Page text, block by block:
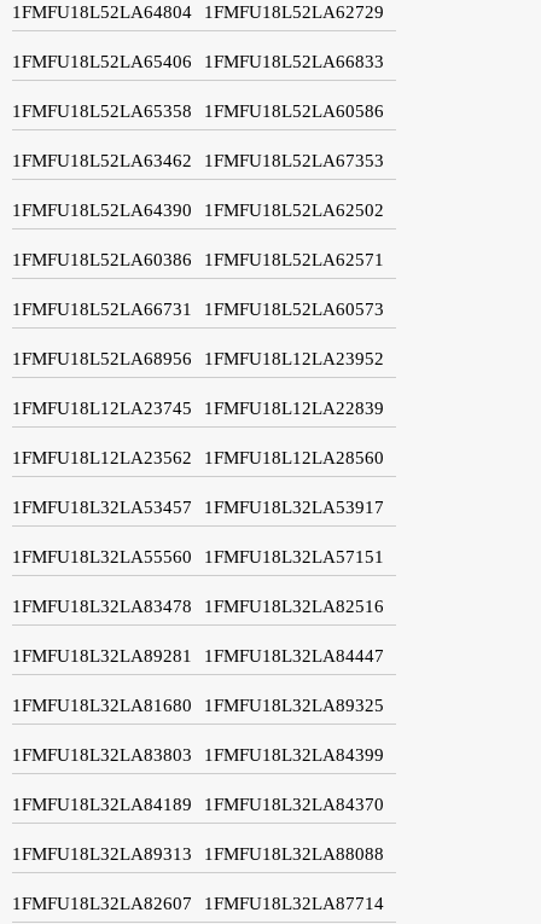
1FMFU18L52LA64804 1FMFU18L52LA62729
1FMFU18L52LA65406 1FMFU18L52LA66833
1FMFU18L52LA65358 1FMFU18L52LA60586
1FMFU18L52LA63462 1FMFU18L52LA67353
1FMFU18L52LA64390 1FMFU18L52LA62502
1FMFU18L52LA60386 1FMFU18L52LA62571
1FMFU18L52LA66731 1FMFU18L52LA60573
1FMFU18L52LA68956 1FMFU18L12LA23952
1FMFU18L12LA23745 1FMFU18L12LA22839
1FMFU18L12LA23562 1FMFU18L12LA28560
1FMFU18L32LA53457 1FMFU18L32LA53917
1FMFU18L32LA55560 1FMFU18L32LA57151
1FMFU18L32LA83478 1FMFU18L32LA82516
1FMFU18L32LA89281 1FMFU18L32LA84447
1FMFU18L32LA81680 1FMFU18L32LA89325
1FMFU18L32LA83803 1FMFU18L32LA84399
1FMFU18L32LA84189 1FMFU18L32LA84370
1FMFU18L32LA89313 1FMFU18L32LA88088
1FMFU18L32LA82607 1FMFU18L32LA87714